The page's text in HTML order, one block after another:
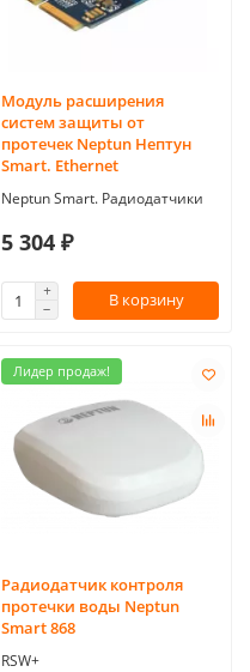
Модуль расширения
систем защиты от
протечек Neptun Нептун
Smart. Ethernet
Neptun Smart. Радиодатчики
5 304 ₽
В корзину
Лидер продаж!
Радиодатчик контроля
протечки воды Neptun
Smart 868
RSW+